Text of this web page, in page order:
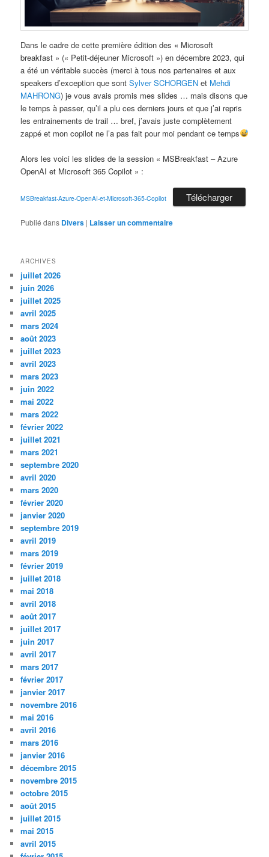
Dans le cadre de cette première édition des « Microsoft
breakfast » (« Petit-déjeuner Microsoft ») en décembre 2023, qui
a été un véritable succès (merci à tous nos partenaires et aux
speakers d’exception que sontSylver SCHORGEN et Mehdi
MAHRONG) je vous avais promis mes slides … mais disons que
le temps à passer, qu’il a plu ces derniers jours et que j’ai repris
les entrainements de trail … bref, j’avais juste complètement
zappé et mon copilot ne l’a pas fait pour moi pendant ce temps
Alors les voici les slides de la session « MSBreakfast – Azure
OpenAI et Microsoft 365 Copilot » :
MSBreakfast-Azure-OpenAI-et-Microsoft-365-Copilot Télécharger
Publié dans Divers | Laisser un commentaire
ARCHIVES
juillet 2026
juin 2026
juillet 2025
avril 2025
mars 2024
août 2023
juillet 2023
avril 2023
mars 2023
juin 2022
mai 2022
mars 2022
février 2022
juillet 2021
mars 2021
septembre 2020
avril 2020
mars 2020
février 2020
janvier 2020
septembre 2019
avril 2019
mars 2019
février 2019
juillet 2018
mai 2018
avril 2018
août 2017
juillet 2017
juin 2017
avril 2017
mars 2017
février 2017
janvier 2017
novembre 2016
mai 2016
avril 2016
mars 2016
janvier 2016
décembre 2015
novembre 2015
octobre 2015
août 2015
juillet 2015
mai 2015
avril 2015